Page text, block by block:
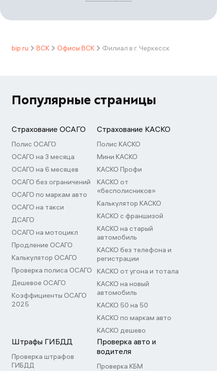
bip.ru ВСК Офисы ВСК Филиал в г. Черкесск
Популярные страницы
Страхование ОСАГО
Полис ОСАГО
ОСАГО на 3 месяца
ОСАГО на 6 месяцев
ОСАГО без ограничений
ОСАГО по маркам авто
ОСАГО на такси
ДСАГО
ОСАГО на мотоцикл
Продление ОСАГО
Калькулятор ОСАГО
Проверка полиса ОСАГО
Дешевое ОСАГО
Коэффициенты ОСАГО
2025
Страхование КАСКО
Полис КАСКО
Мини КАСКО
КАСКО Профи
КАСКО от
«бесполисников»
Калькулятор КАСКО
КАСКО с франшизой
КАСКО на старый
автомобиль
КАСКО без телефона и
регистрации
КАСКО от угона и тотала
КАСКО на новый
автомобиль
КАСКО 50 на 50
КАСКО по маркам авто
КАСКО дешево
Штрафы ГИБДД
Проверка штрафов
ГИБДД
Проверка авто и
водителя
Проверка КБМ